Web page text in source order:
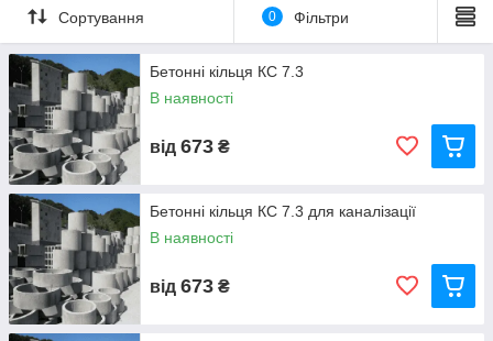
Армирования конструкций производится с помощью
арматурной проволоки класса ВР-1 по ГОСТ 6727-80.
Характерное отличие:
• наличие фальцевых соединений, позволяющие сэкономить
на затратах времени и рабочей силы, во время монтажных
работ.
Переваги кілець з
• чіткі розміри фальцевих з'єднань дозволяють герметизувати
стики за допомогою гумових кілець або спеціальних клеїв
• швидкість монтажу без виконання «вологих» робіт по затірці
швів.
Сортування 0 Фільтри
Бетонні кільця КС 7.3
В наявності
від 673 ₴
Бетонні кільця КС 7.3 для каналізації
В наявності
від 673 ₴